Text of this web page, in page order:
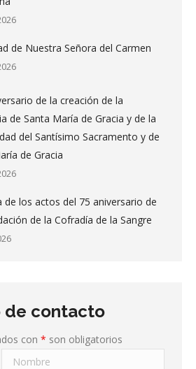
de Nuestra Señora del Carmen
de la creación de la
de Santa María de Gracia y de la
del Santísimo Sacramento y de
de Gracia
de los actos del 75 aniversario de
de la Cofradía de la Sangre
de contacto
con * son obligatorios